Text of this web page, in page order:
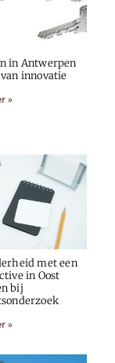
in Antwerpen
innovatie
»
met een
in Oost
bij
»